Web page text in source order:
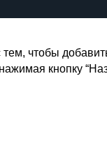
чтобы
кнопку